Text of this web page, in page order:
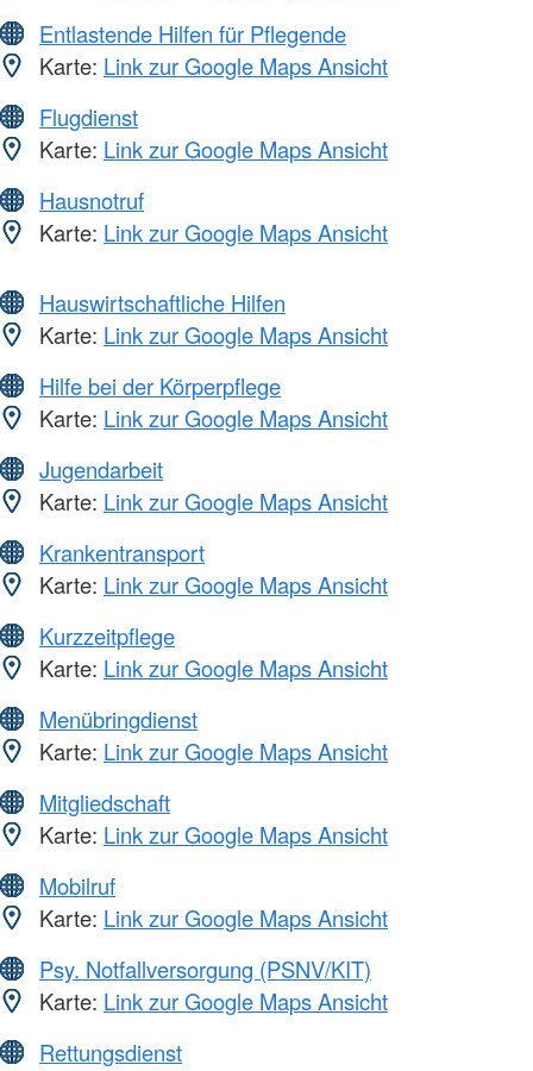
Entlastende Hilfen für Pflegende
Karte: Link zur Google Maps Ansicht
Flugdienst
Karte: Link zur Google Maps Ansicht
Hausnotruf
Karte: Link zur Google Maps Ansicht
Hauswirtschaftliche Hilfen
Karte: Link zur Google Maps Ansicht
Hilfe bei der Körperpflege
Karte: Link zur Google Maps Ansicht
Jugendarbeit
Karte: Link zur Google Maps Ansicht
Krankentransport
Karte: Link zur Google Maps Ansicht
Kurzzeitpflege
Karte: Link zur Google Maps Ansicht
Menübringdienst
Karte: Link zur Google Maps Ansicht
Mitgliedschaft
Karte: Link zur Google Maps Ansicht
Mobilruf
Karte: Link zur Google Maps Ansicht
Psy. Notfallversorgung (PSNV/KIT)
Karte: Link zur Google Maps Ansicht
Rettungsdienst